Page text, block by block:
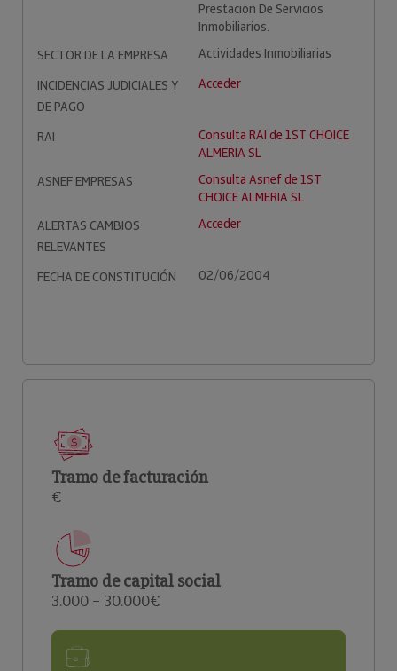
Prestacion De Servicios
Inmobiliarios.
SECTOR DE LA EMPRESA
Actividades Inmobiliarias
INCIDENCIAS JUDICIALES Y
DE PAGO
Acceder
RAI
Consulta RAI de 1ST CHOICE
ALMERIA SL
ASNEF EMPRESAS
Consulta Asnef de 1ST
CHOICE ALMERIA SL
ALERTAS CAMBIOS
RELEVANTES
Acceder
FECHA DE CONSTITUCIÓN 02/06/2004
Tramo de facturación
€
Tramo de capital social
3.000 – 30.000€